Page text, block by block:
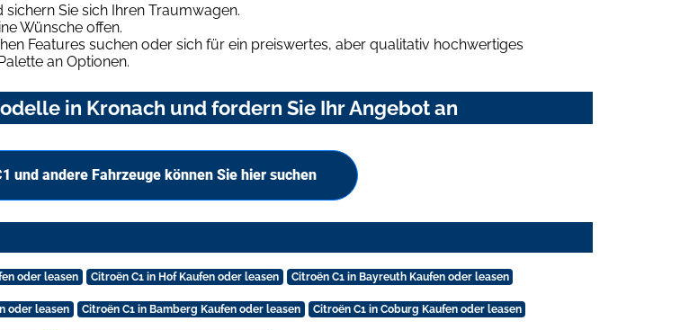
Sie sich Ihren Traumwagen.
Wünsche offen.
Features suchen oder sich für ein preiswertes, aber qualitativ hochwertiges
an Optionen.
in Kronach und fordern Sie Ihr Angebot an
und andere Fahrzeuge können Sie hier suchen
oder leasen Citroën C1 in Hof Kaufen oder leasen Citroën C1 in Bayreuth Kaufen oder leasen
oder leasen Citroën C1 in Bamberg Kaufen oder leasen Citroën C1 in Coburg Kaufen oder leasen